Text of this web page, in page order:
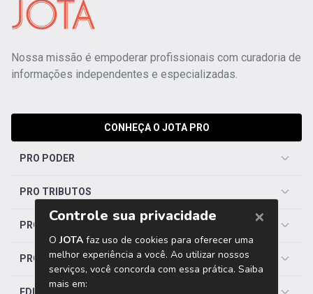
Nossa missão é empoderar profissionais com curadoria de
informações independentes e especializadas.
CONHEÇA O JOTA PRO
PRO PODER
PRO TRIBUTOS
PRO TRABALHISTA
PRO SAÚDE